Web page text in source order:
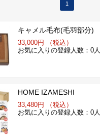
1
キャメル毛布(毛羽部分)
33,000円 （税込）
お気に入りの登録人数：0人
HOME IZAMESHI
33,480円 （税込）
お気に入りの登録人数：0人